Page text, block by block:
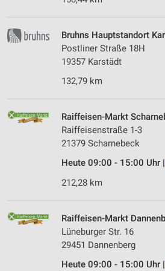
Bruhns Hauptstandort
Postliner Straße 18H
19357 Karstädt
132,79 km
Raiffeisen-Markt
Raiffeisenstraße 1-3
21379 Scharnebeck
Heute 09:00 - 15:00 Uhr |
212,28 km
Raiffeisen-Markt
Lüneburger Str. 16
29451 Dannenberg
Heute 09:00 - 15:00 Uhr |